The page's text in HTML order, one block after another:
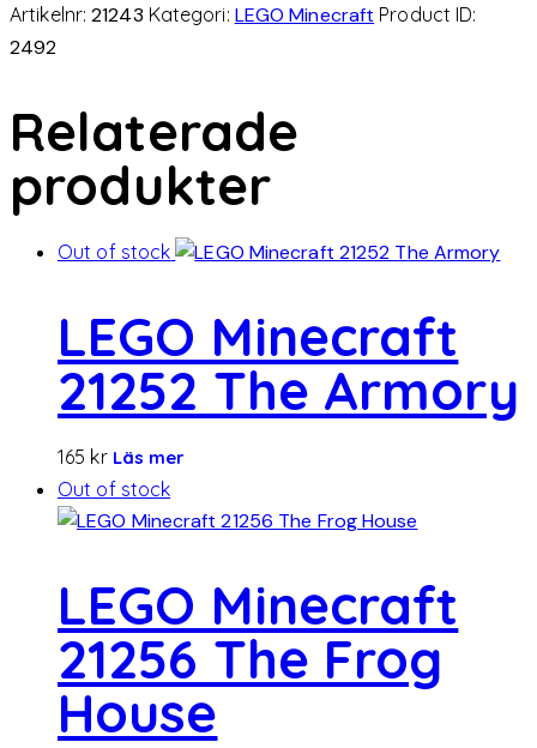
Artikelnr:21243 Kategori: LEGO Minecraft Product ID:
2492
Relaterade
produkter
Out of stock
LEGO Minecraft
21252 The Armory
165 kr Läs mer
Out of stock
LEGO Minecraft
21256 The Frog
House